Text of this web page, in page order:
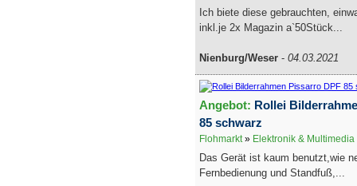
Ich biete diese gebrauchten,
inkl.je 2x Magazin a`50Stück...
Nienburg/Weser - 04.03.2021
Angebot: Rollei
85 schwarz
Flohmarkt» Elektronik & Multimedia
Das Gerät ist kaum benutzt,wie
Fernbedienung und Standfuß,...